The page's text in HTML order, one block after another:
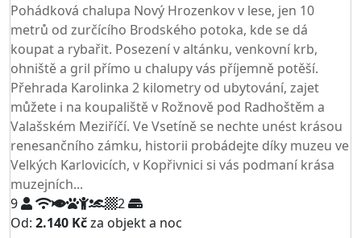
Pohádková chalupa Nový Hrozenkov v lese, jen 10
metrů od zurčícího Brodského potoka, kde se dá
koupat a rybařit. Posezení v altánku, venkovní krb,
ohniště a gril přímo u chalupy vás příjemně potěší.
Přehrada Karolinka 2 kilometry od ubytování, zajet
můžete i na koupaliště v Rožnově pod Radhoštěm a
Valašském Meziříčí. Ve Vsetíně se nechte unést krásou
renesančního zámku, historii probádejte díky muzeu ve
Velkých Karlovicích, v Kopřivnici si vás podmaní krása
muzejních...
9
2
Od: 2.140 Kčza objekt a noc